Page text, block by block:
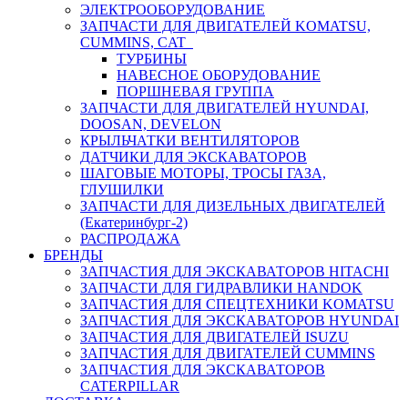
ЭЛЕКТРООБОРУДОВАНИЕ
ЗАПЧАСТИ ДЛЯ ДВИГАТЕЛЕЙ KOMATSU,
CUMMINS, CAT
ТУРБИНЫ
НАВЕСНОЕ ОБОРУДОВАНИЕ
ПОРШНЕВАЯ ГРУППА
ЗАПЧАСТИ ДЛЯ ДВИГАТЕЛЕЙ HYUNDAI,
DOOSAN, DEVELON
КРЫЛЬЧАТКИ ВЕНТИЛЯТОРОВ
ДАТЧИКИ ДЛЯ ЭКСКАВАТОРОВ
ШАГОВЫЕ МОТОРЫ, ТРОСЫ ГАЗА,
ГЛУШИЛКИ
ЗАПЧАСТИ ДЛЯ ДИЗЕЛЬНЫХ ДВИГАТЕЛЕЙ
(Екатеринбург-2)
РАСПРОДАЖА
БРЕНДЫ
ЗАПЧАСТИЯ ДЛЯ ЭКСКАВАТОРОВ HITACHI
ЗАПЧАСТИ ДЛЯ ГИДРАВЛИКИ HANDOK
ЗАПЧАСТИЯ ДЛЯ СПЕЦТЕХНИКИ KOMATSU
ЗАПЧАСТИЯ ДЛЯ ЭКСКАВАТОРОВ HYUNDAI
ЗАПЧАСТИЯ ДЛЯ ДВИГАТЕЛЕЙ ISUZU
ЗАПЧАСТИЯ ДЛЯ ДВИГАТЕЛЕЙ CUMMINS
ЗАПЧАСТИЯ ДЛЯ ЭКСКАВАТОРОВ
CATERPILLAR